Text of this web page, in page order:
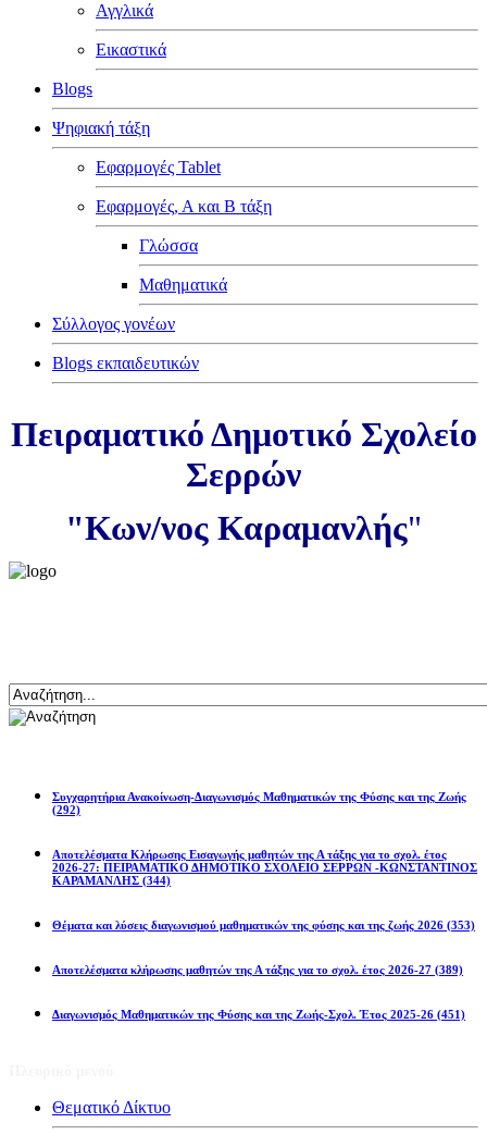
Αγγλικά
Εικαστικά
Blogs
Ψηφιακή τάξη
Εφαρμογές Tablet
Εφαρμογές, Α και Β τάξη
Γλώσσα
Μαθηματικά
Σύλλογος γονέων
Blogs εκπαιδευτικών
Πειραματικό Δημοτικό Σχολείο
Σερρών
"Κων/νος Καραμανλής"
Συγχαρητήρια Ανακοίνωση-Διαγωνισμός Μαθηματικών της Φύσης και της Ζωής
(292)
Αποτελέσματα Κλήρωσης Εισαγωγής μαθητών της Α τάξης για το σχολ. έτος
2026-27: ΠΕΙΡΑΜΑΤΙΚΟ ΔΗΜΟΤΙΚΟ ΣΧΟΛΕΙΟ ΣΕΡΡΩΝ -ΚΩΝΣΤΑΝΤΙΝΟΣ
ΚΑΡΑΜΑΝΛΗΣ (344)
Θέματα και λύσεις διαγωνισμού μαθηματικών της φύσης και της ζωής 2026 (353)
Αποτελέσματα κλήρωσης μαθητών της Α τάξης για το σχολ. έτος 2026-27 (389)
Διαγωνισμός Μαθηματικών της Φύσης και της Ζωής-Σχολ. Έτος 2025-26 (451)
Θεματικό Δίκτυο